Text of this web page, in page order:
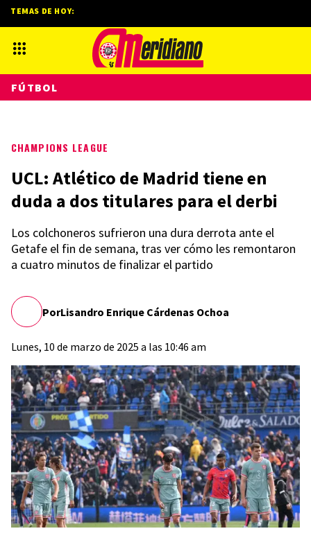
CHAMPIONS LEAGUE
UCL: Atlético de Madrid tiene en
duda a dos titulares para el derbi
Los colchoneros sufrieron una dura derrota ante el
Getafe el fin de semana, tras ver cómo les remontaron
a cuatro minutos de finalizar el partido
PorLisandro Enrique Cárdenas Ochoa
Lunes, 10 de marzo de 2025 a las 10:46 am
TEMAS DE HOY:
FÚTBOL